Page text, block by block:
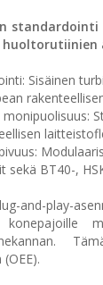
Sisäinen
sekä BT40-,
and-play-